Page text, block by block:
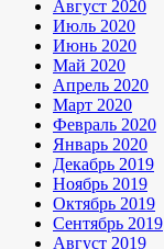
Август 2020
Июль 2020
Июнь 2020
Май 2020
Апрель 2020
Март 2020
Февраль 2020
Январь 2020
Декабрь 2019
Ноябрь 2019
Октябрь 2019
Сентябрь 2019
Август 2019